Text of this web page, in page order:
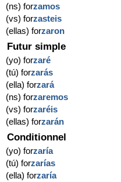
(ns) forzamos
(vs) forzasteis
(ellas) forzaron
Futur simple
(yo) forzaré
(tú) forzarás
(ella) forzará
(ns) forzaremos
(vs) forzaréis
(ellas) forzarán
Conditionnel
(yo) forzaría
(tú) forzarías
(ella) forzaría